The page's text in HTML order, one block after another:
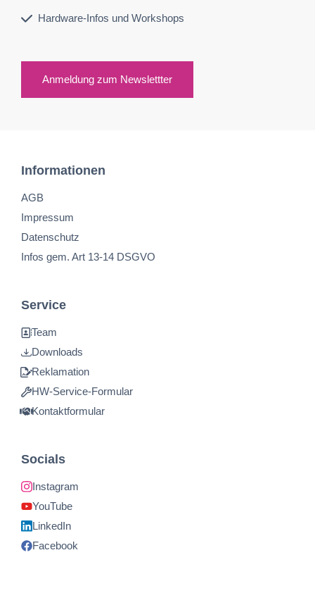
Hardware-Infos und Workshops
Anmeldung zum Newslettter
Informationen
AGB
Impressum
Datenschutz
Infos gem. Art 13-14 DSGVO
Service
Team
Downloads
Reklamation
HW-Service-Formular
Kontaktformular
Socials
Instagram
YouTube
LinkedIn
Facebook